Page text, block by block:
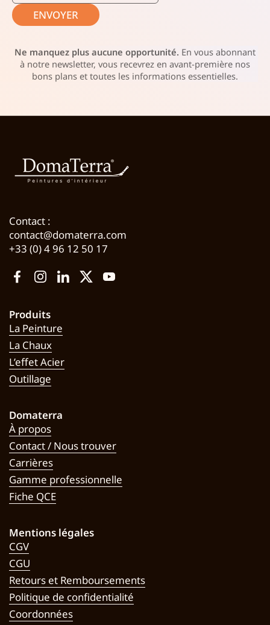
ENVOYER
Ne manquez plus aucune opportunité. En vous abonnant
à notre newsletter, vous recevrez en avant-première nos
bons plans et toutes les informations essentielles.
Contact :
contact@domaterra.com
+33 (0) 4 96 12 50 17
FacebookInstagram
LinkedIn
TwitterYouTube
Produits
La Peinture
La Chaux
L’effet Acier
Outillage
Domaterra
À propos
Contact / Nous trouver
Carrières
Gamme professionnelle
Fiche QCE
Mentions légales
CGV
CGU
Retours et Remboursements
Politique de confidentialité
Coordonnées